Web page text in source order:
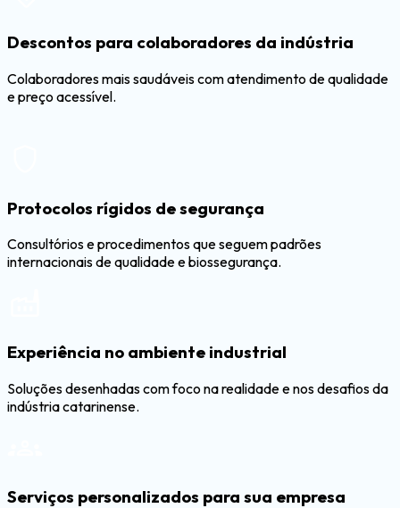
Descontos para colaboradores da indústria
Colaboradores mais saudáveis com atendimento de qualidade
e preço acessível.
Protocolos rígidos de segurança
Consultórios e procedimentos que seguem padrões
internacionais de qualidade e biossegurança.
Experiência no ambiente industrial
Soluções desenhadas com foco na realidade e nos desafios da
indústria catarinense.
Serviços personalizados para sua empresa